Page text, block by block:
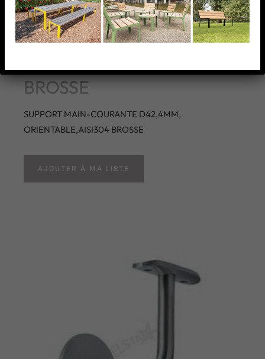
SUPPORT MAIN-
COURANTE D42,4MM,
ORIENTABLE,AISI304
BROSSE
SUPPORT MAIN-COURANTE D42,4MM,
ORIENTABLE,AISI304 BROSSE
AJOUTER À MA LISTE